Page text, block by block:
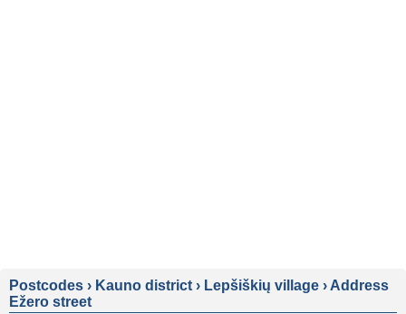
Postcodes › Kauno district › Lepšiškių village › Address
Ežero street